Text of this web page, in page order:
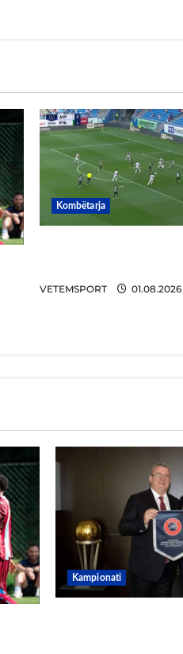
Kombëtarja
VETEMSPORT 01.08.2026
Kampionati